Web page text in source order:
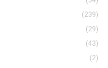
(239)
(29)
(43)
(2)